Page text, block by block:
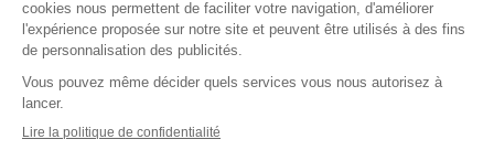
Nettoyer vos vitres
Laver votre vaisselle
Et même arroser vos plantes !